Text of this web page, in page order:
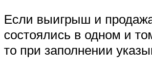
Если выигрыш и
состоялись в одном и
то при заполнении